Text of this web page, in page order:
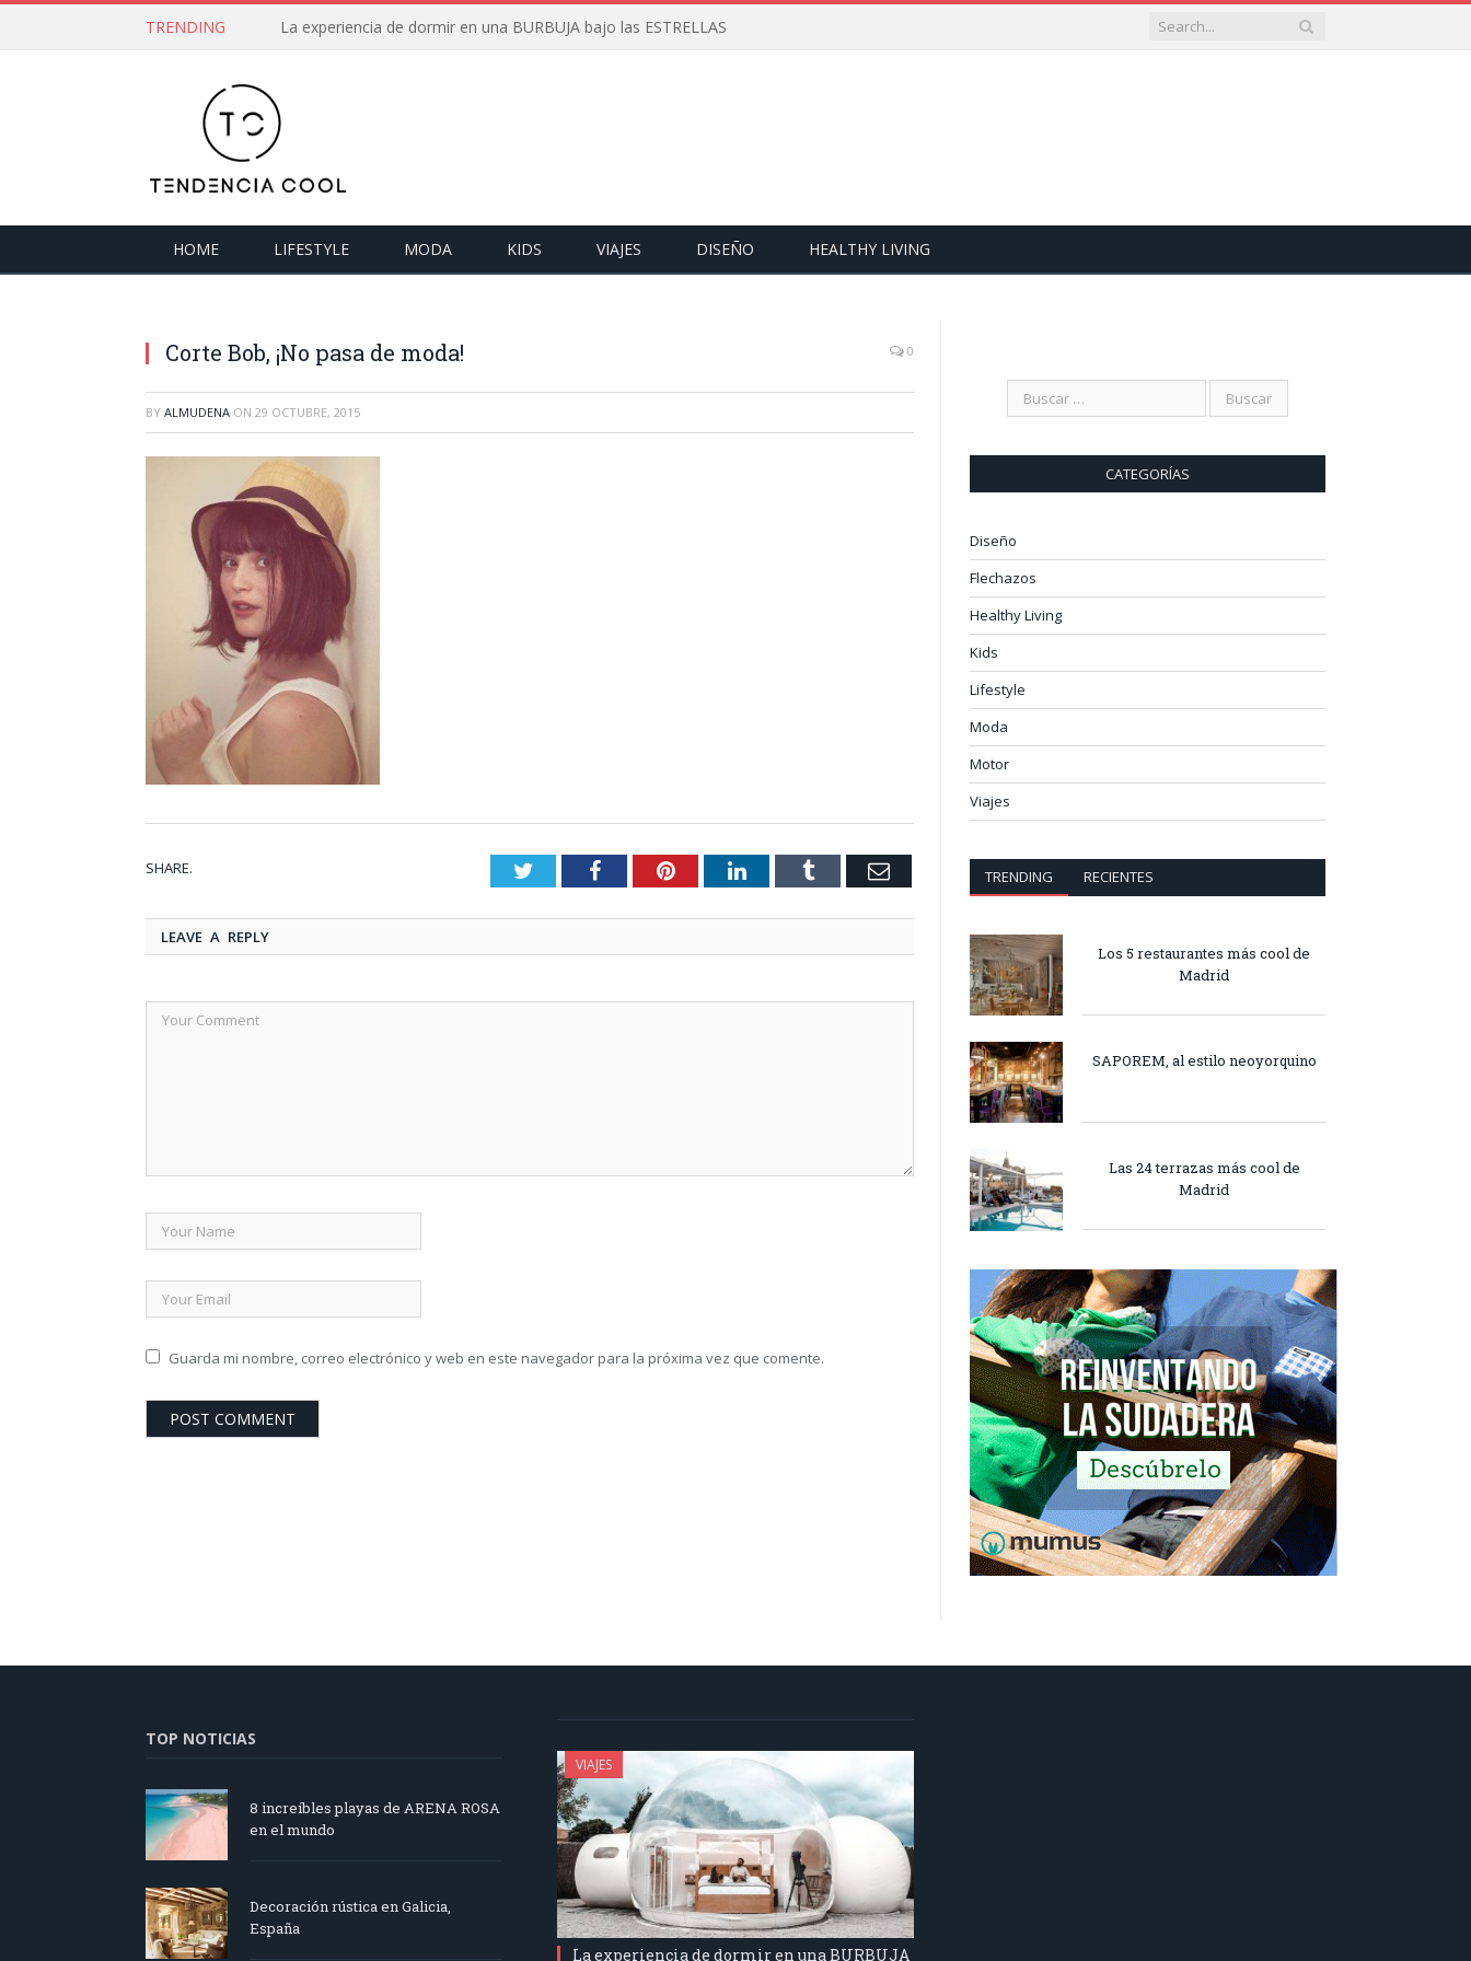
TRENDING La experiencia de dormir en una BURBUJA bajo las ESTRELLAS
HOME LIFESTYLE MODA KIDS VIAJES DISEÑO HEALTHY LIVING
Corte Bob, ¡No pasa de moda! 0
BY ALMUDENA ON 29 OCTUBRE, 2015
SHARE. TwitterFacebookPinterestLinkedInTumblr Email
LEAVE A REPLY
Guarda mi nombre, correo electrónico y web en este navegador para la próxima vez que comente.
CATEGORÍAS
Diseño
Flechazos
Healthy Living
Kids
Lifestyle
Moda
Motor
Viajes
TRENDING RECIENTES
Los 5 restaurantes más cool de
Madrid
SAPOREM, al estilo neoyorquino
Las 24 terrazas más cool de
Madrid
TOP NOTICIAS
8 increíbles playas de ARENA ROSA
en el mundo
Decoración rústica en Galicia,
España
VIAJES
La experiencia de dormir en una BURBUJA